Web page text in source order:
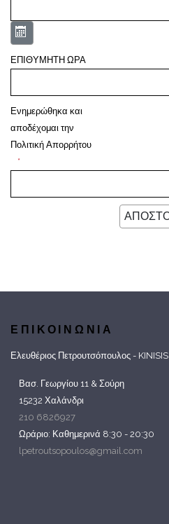
Ανοίξτε το ημερολόγιο
ΕΠΙΘΥΜΗΤΗ ΩΡΑ
Ενημερώθηκα και
αποδέχομαι την
Πολιτική Απορρήτου
ΕΠΙΚΟΙΝΩΝΙΑ
Ελευθέριος Πετρουτσόπουλος - KINISIS
Βασ. Γεωργίου 11 & Σούρη
15232 Χαλάνδρι
210 6826927
Ωράριο: Καθημερινά 8:30 - 20:30
lpetroutsopoulos@gmail.com